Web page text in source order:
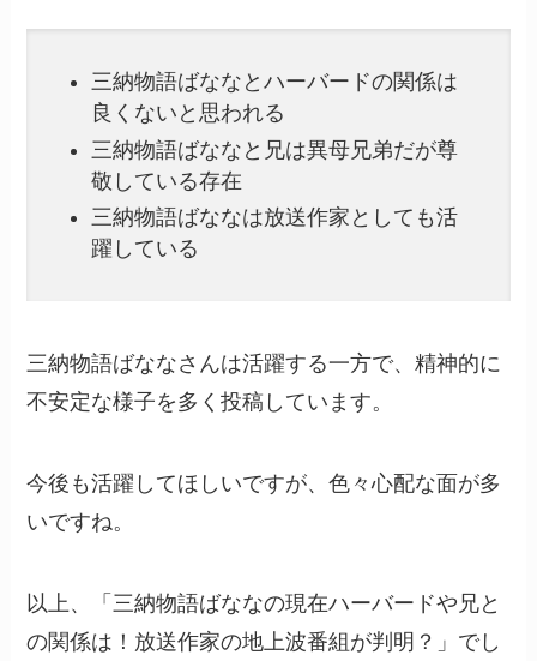
三納物語ばななとハーバードの関係は
良くないと思われる
三納物語ばななと兄は異母兄弟だが尊
敬している存在
三納物語ばななは放送作家としても活
躍している
三納物語ばななさんは活躍する一方で、精神的に
不安定な様子を多く投稿しています。
今後も活躍してほしいですが、色々心配な面が多
いですね。
以上、「三納物語ばななの現在ハーバードや兄と
の関係は！放送作家の地上波番組が判明？」でし